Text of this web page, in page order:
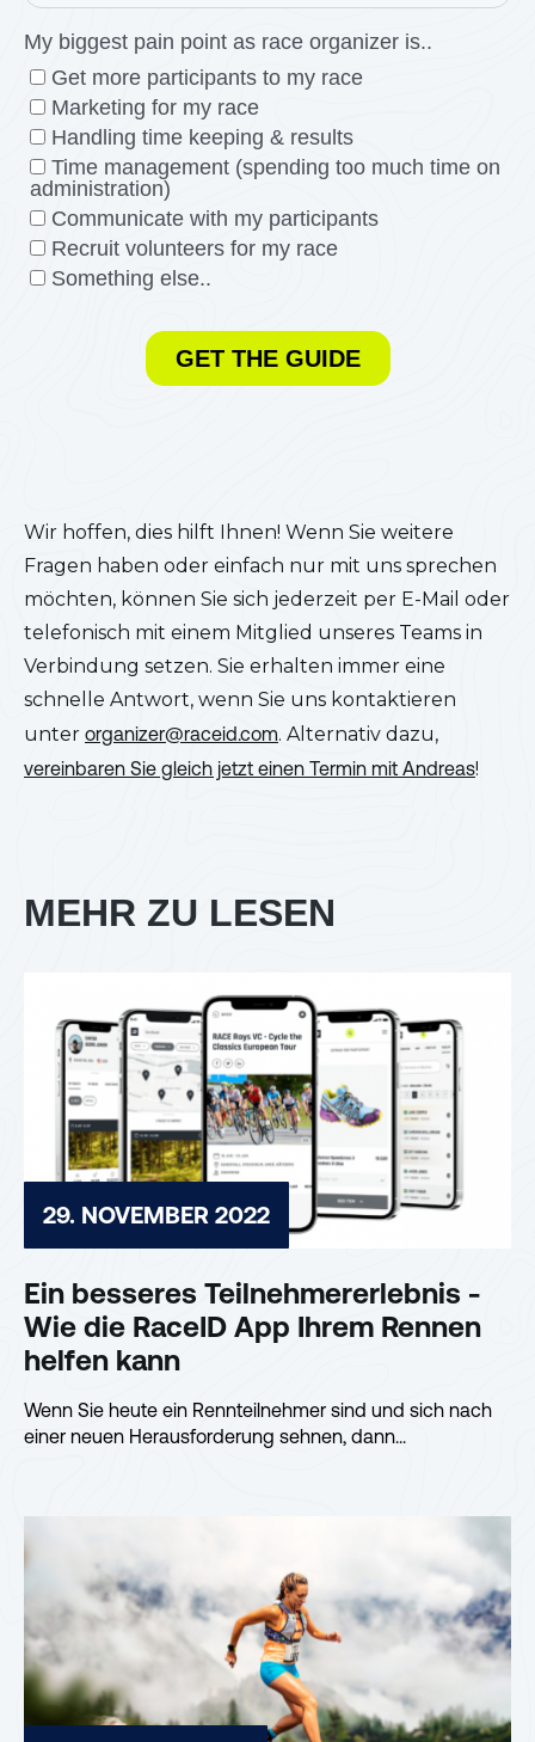
Wir hoffen, dies hilft Ihnen! Wenn Sie weitere
Fragen haben oder einfach nur mit uns sprechen
möchten, können Sie sich jederzeit per E-Mail oder
telefonisch mit einem Mitglied unseres Teams in
Verbindung setzen. Sie erhalten immer eine
schnelle Antwort, wenn Sie uns kontaktieren
unter organizer@raceid.com. Alternativ dazu,
vereinbaren Sie gleich jetzt einen Termin mit Andreas!
MEHR ZU LESEN
29. NOVEMBER 2022
Ein besseres Teilnehmererlebnis -
Wie die RaceID App Ihrem Rennen
helfen kann
Wenn Sie heute ein Rennteilnehmer sind und sich nach
einer neuen Herausforderung sehnen, dann...